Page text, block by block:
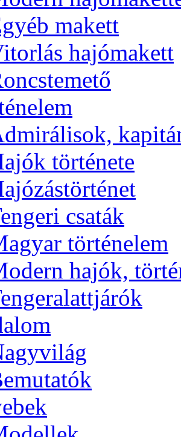
makett
hajómakett
története
csaták
történelem
hajók,